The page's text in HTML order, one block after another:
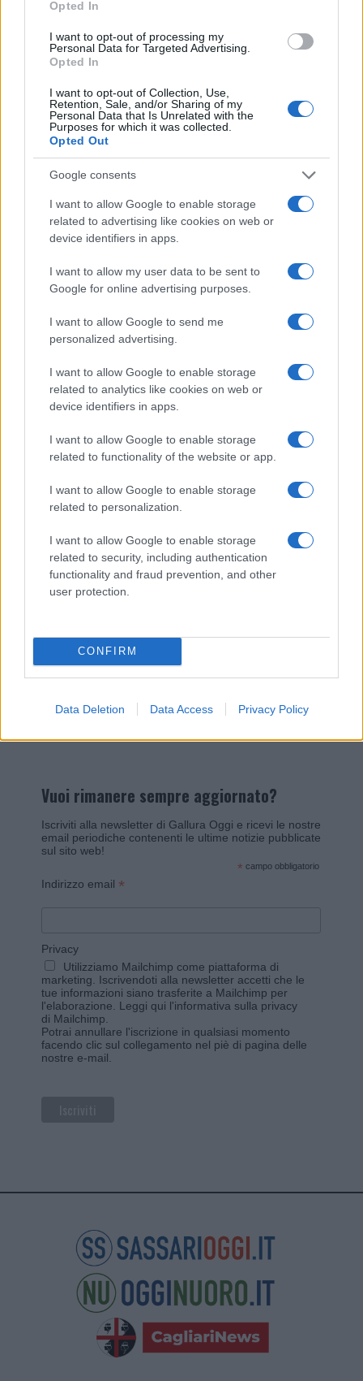
Opted In
I want to opt-out of processing my
Personal Data for Targeted Advertising.
Opted In
I want to opt-out of Collection, Use,
Retention, Sale, and/or Sharing of my
Personal Data that Is Unrelated with the
Purposes for which it was collected.
Opted Out
Google consents
I want to allow Google to enable storage
related to advertising like cookies on web or
device identifiers in apps.
I want to allow my user data to be sent to
Google for online advertising purposes.
I want to allow Google to send me
personalized advertising.
I want to allow Google to enable storage
related to analytics like cookies on web or
device identifiers in apps.
I want to allow Google to enable storage
related to functionality of the website or app.
I want to allow Google to enable storage
related to personalization.
I want to allow Google to enable storage
related to security, including authentication
functionality and fraud prevention, and other
user protection.
CONFIRM
Data Deletion Data Access Privacy Policy
Mario Malu
Paolo Pinna
Martina Agostina Diturco
I nostri cari
I nostri cari
Giovannimaria Cabras
Vuoi rimanere sempre aggiornato?
Iscriviti alla newsletter di Gallura Oggi e ricevi le nostre
email periodiche contenenti le ultime notizie pubblicate
sul sito web!
* campo obbligatorio
Indirizzo email *
Privacy
Utilizziamo Mailchimp come piattaforma di
marketing. Iscrivendoti alla newsletter accetti che le
tue informazioni siano trasferite a Mailchimp per
l'elaborazione. Leggi qui l'informativa sulla privacy
di Mailchimp
Potrai annullare l'iscrizione in qualsiasi momento
facendo clic sul collegamento nel piè di pagina delle
nostre e-mail.